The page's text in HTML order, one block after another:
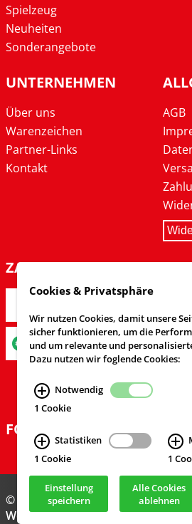
Spielzeug
Neuheiten
Sonderangebote
UNTERNEHMEN
Über uns
Warenzeichen
Partner-Links
Kontakt
AGB
ZAHLARTEN
FOLGEN SIE UNS
© Feuerwehrversand 2024
Webdesign & Realisierungcekom
Cookies & Privatsphäre
Wir nutzen Cookies, damit unsere
sicher funktionieren, um die
und um relevante und
Dazu nutzen wir foglende Cookies:
Notwendig
1 Cookie
Statistiken
1 Cookie
1
Einstellung
speichern
Alle Cookies
ablehnen